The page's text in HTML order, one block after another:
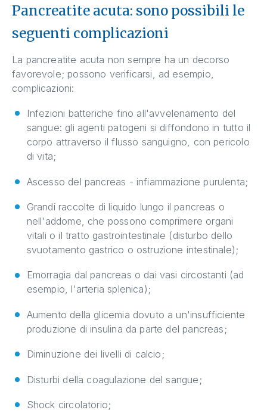
Pancreatite acuta: sono possibili le
seguenti complicazioni
La pancreatite acuta non sempre ha un decorso
favorevole; possono verificarsi, ad esempio,
complicazioni:
Infezioni batteriche fino all'avvelenamento del
sangue: gli agenti patogeni si diffondono in tutto il
corpo attraverso il flusso sanguigno, con pericolo
di vita;
Ascesso del pancreas - infiammazione purulenta;
Grandi raccolte di liquido lungo il pancreas o
nell'addome, che possono comprimere organi
vitali o il tratto gastrointestinale (disturbo dello
svuotamento gastrico o ostruzione intestinale);
Emorragia dal pancreas o dai vasi circostanti (ad
esempio, l'arteria splenica);
Aumento della glicemia dovuto a un'insufficiente
produzione di insulina da parte del pancreas;
Diminuzione dei livelli di calcio;
Disturbi della coagulazione del sangue;
Shock circolatorio;